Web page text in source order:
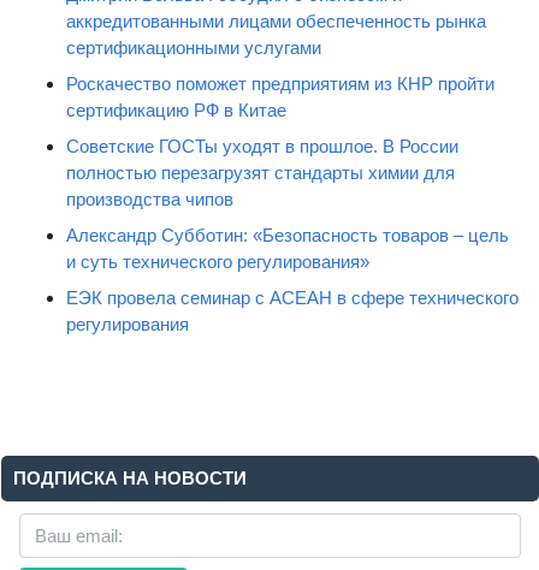
аккредитованными лицами обеспеченность рынка
сертификационными услугами
Роскачество поможет предприятиям из КНР пройти
сертификацию РФ в Китае
Советские ГОСТы уходят в прошлое. В России
полностью перезагрузят стандарты химии для
производства чипов
Александр Субботин: «Безопасность товаров – цель
и суть технического регулирования»
ЕЭК провела семинар с АСЕАН в сфере технического
регулирования
ПОДПИСКА НА НОВОСТИ